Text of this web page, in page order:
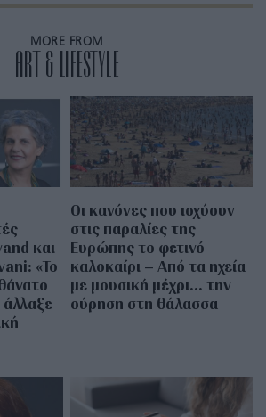
MORE FROM
ART & LIFESTYLE
και
«Το
Οι κανόνες που ισχύουν
στις παραλίες της
Ευρώπης το φετινό
καλοκαίρι – Από τα ηχεία
με μουσική μέχρι… την
ούρηση στη θάλασσα